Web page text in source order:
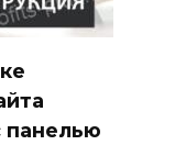
панелью